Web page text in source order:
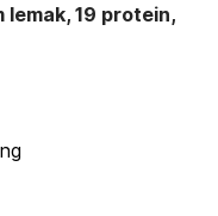
lemak, 19 protein,